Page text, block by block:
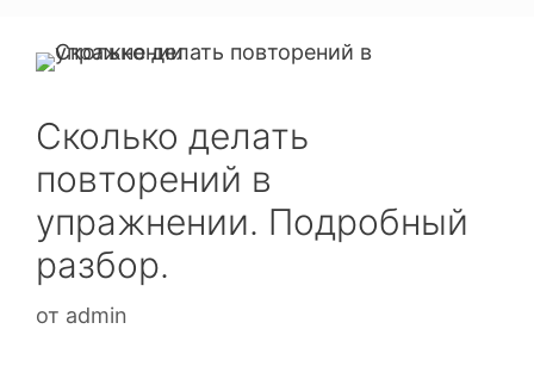
Сколько делать
повторений в
упражнении. Подробный
разбор.
от admin